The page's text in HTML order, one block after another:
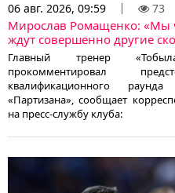
06 авг. 2026, 09:59 73
Мирослав Ромащенко: «Мы
ждут совершенно другие
Главный тренер
прокомментировал
квалификационного
«Партизана», сообщает
на пресс-службу клуба: